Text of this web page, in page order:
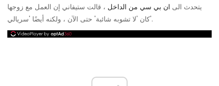
يتحدث الى ان بي سي من الداخل ، قالت ستيفاني إن العمل مع زوجها
كان 'لا تشوبه شائبة' حتى الآن ، ولكنه أيضًا 'سريالي'.